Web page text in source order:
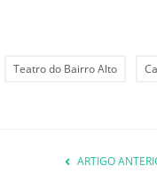
Teatro do Bairro Alto
ARTIGO